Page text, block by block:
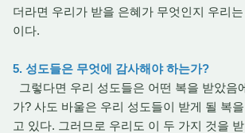
더라면 우리가 받을 은혜가 무엇인지 우리
이다.
5. 성도들은 무엇에 감사해야 하는가?
그렇다면 우리 성도들은 어떤 복을 받았음
가? 사도 바울은 우리 성도들이 받게 될 복
고 있다. 그러므로 우리도 이 두 가지 것을